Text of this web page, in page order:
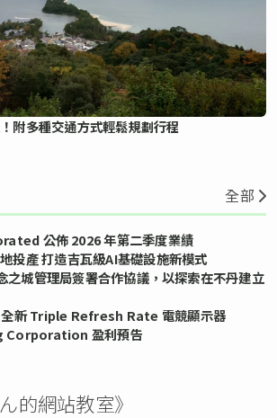
附多種交通方式輕鬆規劃行程
全部
公佈 2026 年第二季度業績
投產 打造吉瓦級AI基礎設施新模式
城管理局簽署合作協議，以探索在不丹建立
全新 Triple Refresh Rate 電競顯示器
盈利預告
的網站教室》